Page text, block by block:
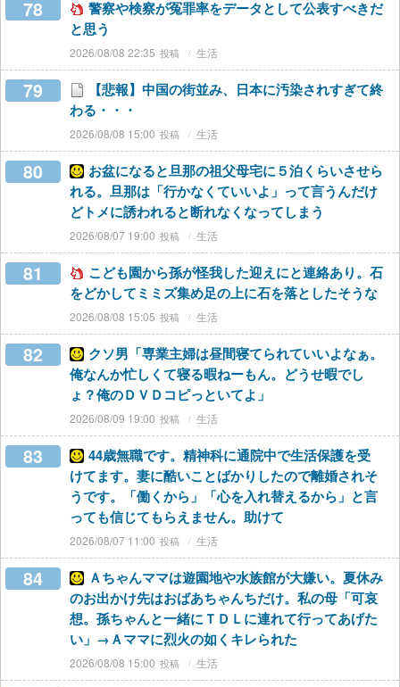
78
警察や検察が冤罪率をデータとして公表すべきだ
と思う
2026/08/08 22:35 生活
79
【悲報】中国の街並み、日本に汚染されすぎて終
わる・・・
2026/08/08 15:00 生活
80
お盆になると旦那の祖父母宅に５泊くらいさせら
れる。旦那は「行かなくていいよ」って言うんだけ
どトメに誘われると断れなくなってしまう
2026/08/07 19:00 生活
81
こども園から孫が怪我した迎えにと連絡あり。石
をどかしてミミズ集め足の上に石を落としたそうな
2026/08/08 15:05 生活
82
クソ男「専業主婦は昼間寝てられていいよなぁ。
俺なんか忙しくて寝る暇ねーもん。どうせ暇でし
ょ？俺のＤＶＤコピっといてよ」
2026/08/09 19:00 生活
83
44歳無職です。精神科に通院中で生活保護を受
けてます。妻に酷いことばかりしたので離婚されそ
うです。「働くから」「心を入れ替えるから」と言
っても信じてもらえません。助けて
2026/08/07 11:00 生活
84
Ａちゃんママは遊園地や水族館が大嫌い。夏休み
のお出かけ先はおばあちゃんちだけ。私の母「可哀
想。孫ちゃんと一緒にＴＤＬに連れて行ってあげた
い」→Ａママに烈火の如くキレられた
2026/08/08 15:00 生活